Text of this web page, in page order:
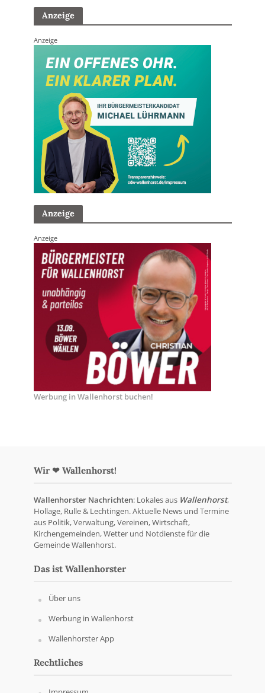
Anzeige
Anzeige
Anzeige
Anzeige
Werbung in Wallenhorst buchen!
Wir ❤ Wallenhorst!
Wallenhorster Nachrichten: Lokales aus Wallenhorst,
Hollage, Rulle & Lechtingen. Aktuelle News und Termine
aus Politik, Verwaltung, Vereinen, Wirtschaft,
Kirchengemeinden, Wetter und Notdienste für die
Gemeinde Wallenhorst.
Das ist Wallenhorster
Über uns
Werbung in Wallenhorst
Wallenhorster App
Rechtliches